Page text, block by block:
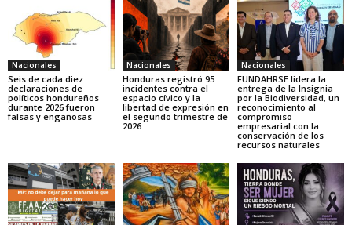
Nacionales
Seis de cada diez
declaraciones de
políticos hondureños
durante 2026 fueron
falsas y engañosas
Nacionales
Honduras registró 95
incidentes contra el
espacio cívico y la
libertad de expresión en
el segundo trimestre de
2026
Nacionales
FUNDAHRSE lidera la
entrega de la Insignia
por la Biodiversidad, un
reconocimiento al
compromiso
empresarial con la
conservación de los
recursos naturales